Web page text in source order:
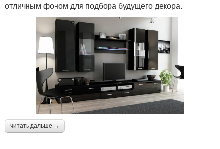
отличным фоном для подбора будущего декора.
читать дальше →